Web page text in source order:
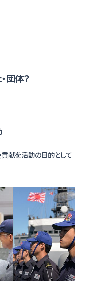
団体？
献を活動の目的として